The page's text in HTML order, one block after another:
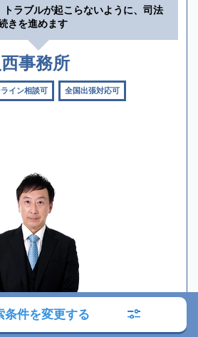
トラブルが起こらないように、司法
きを進めます
事務所
イン相談可 全国出張対応可
条件を変更する